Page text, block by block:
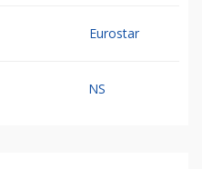
Eurostar
NS